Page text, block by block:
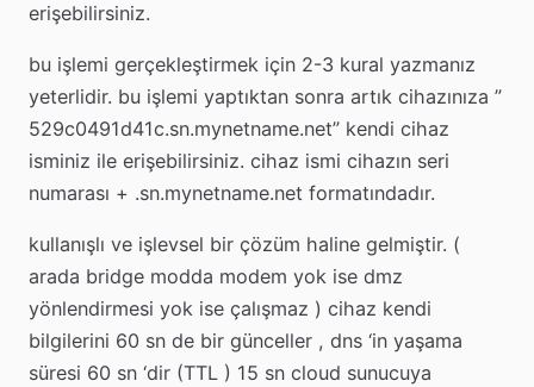
erişebilirsiniz.
bu işlemi gerçekleştirmek için 2-3 kural yazmanız
yeterlidir. bu işlemi yaptıktan sonra artık cihazınıza ”
529c0491d41c.sn.mynetname.net” kendi cihaz
isminiz ile erişebilirsiniz. cihaz ismi cihazın seri
numarası + .sn.mynetname.net formatındadır.
kullanışlı ve işlevsel bir çözüm haline gelmiştir. (
arada bridge modda modem yok ise dmz
yönlendirmesi yok ise çalışmaz ) cihaz kendi
bilgilerini 60 sn de bir günceller , dns ‘in yaşama
süresi 60 sn ‘dir (TTL ) 15 sn cloud sunucuya